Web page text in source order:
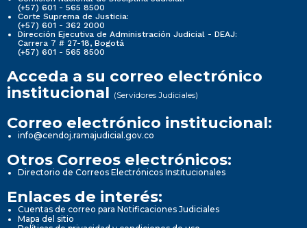
(+57) 601 - 565 8500
Corte Suprema de Justicia:
(+57) 601 - 362 2000
Dirección Ejecutiva de Administración Judicial - DEAJ:
Carrera 7 # 27-18, Bogotá
(+57) 601 - 565 8500
Acceda a su correo electrónico
institucional (Servidores Judiciales)
Correo electrónico institucional:
info@cendoj.ramajudicial.gov.co
Otros Correos electrónicos:
Directorio de Correos Electrónicos Institucionales
Enlaces de interés:
Cuentas de correo para Notificaciones Judiciales
Mapa del sitio